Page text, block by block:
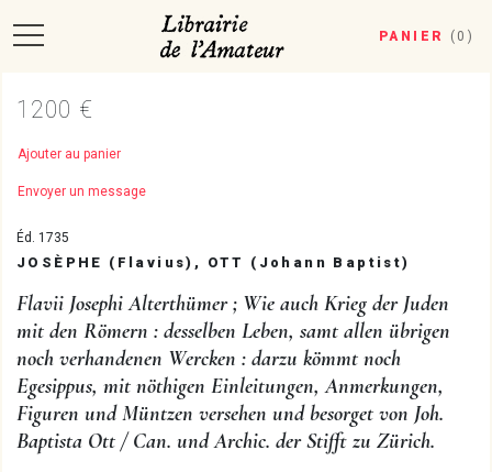
PANIER ( 0 )
1200 €
Ajouter au panier
Envoyer un message
Éd. 1735
JOSÈPHE (Flavius), OTT (Johann Baptist)
Flavii Josephi Alterthümer ; Wie auch Krieg der Juden
mit den Römern : desselben Leben, samt allen übrigen
noch verhandenen Wercken : darzu kömmt noch
Egesippus, mit nöthigen Einleitungen, Anmerkungen,
Figuren und Müntzen versehen und besorget von Joh.
Baptista Ott / Can. und Archic. der Stifft zu Zürich.